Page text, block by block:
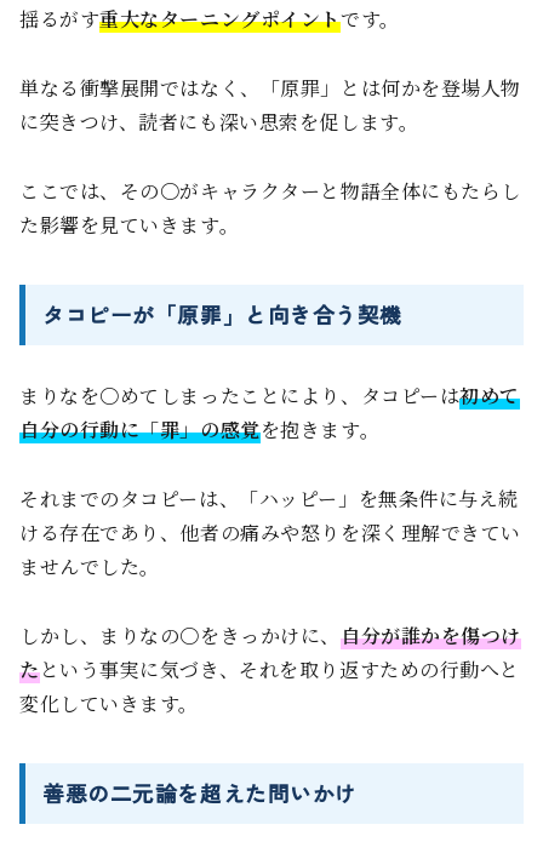
揺るがす重大なターニングポイントです。
単なる衝撃展開ではなく、「原罪」とは何かを登場人物
に突きつけ、読者にも深い思索を促します。
ここでは、その〇がキャラクターと物語全体にもたらし
た影響を見ていきます。
タコピーが「原罪」と向き合う契機
まりなを〇めてしまったことにより、タコピーは初めて
自分の行動に「罪」の感覚を抱きます。
それまでのタコピーは、「ハッピー」を無条件に与え続
ける存在であり、他者の痛みや怒りを深く理解できてい
ませんでした。
しかし、まりなの〇をきっかけに、 自分が誰かを傷つけ
たという事実に気づき、それを取り返すための行動へと
変化していきます。
善悪の二元論を超えた問いかけ